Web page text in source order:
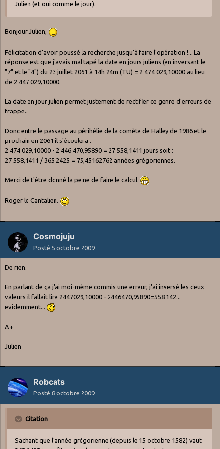
Julien (et oui comme le jour).
Bonjour Julien,
Félicitation d'avoir poussé la recherche jusqu'à faire l'opération !... La
réponse est que j'avais mal tapé la date en jours juliens (en inversant le
"7" et le "4") du 23 juillet 2061 à 14h 24m (TU) = 2 474 029,10000 au lieu
de 2 447 029,10000.
La date en jour julien permet justement de rectifier ce genre d'erreurs de
frappe...
Donc entre le passage au périhélie de la comète de Halley de 1986 et le
prochain en 2061 il s'écoulera :
2 474 029,10000 - 2 446 470,95890 = 27 558,1411 jours soit :
27 558,1411 / 365,2425 = 75,45162762 années grégoriennes.
Merci de t'être donné la peine de faire le calcul.
Roger le Cantalien.
Cosmojuju
Posté 5 octobre 2009
De rien.
En parlant de ça j'ai moi-même commis une erreur, j'ai inversé les deux
valeurs il fallait lire 2447029,10000 - 2446470,95890=558,142...
evidemment...
A+
Julien
Robcats
Posté 8 octobre 2009
Citation
Sachant que l'année grégorienne (depuis le 15 octobre 1582) vaut